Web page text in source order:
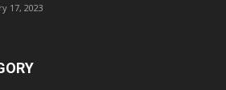
17, 2023